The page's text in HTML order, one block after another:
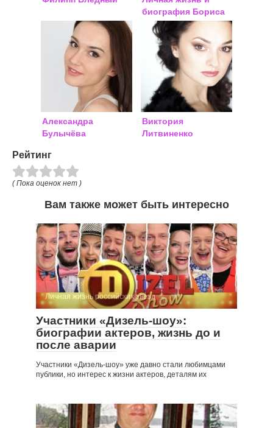
биография Бориса
Исаевича Ноткина:
жена
Александра
Булычёва
Виктория
Литвиненко
Рейтинг
( Пока оценок нет )
Вам также может быть интересно
Личная жизнь российских звезд
Участники «Дизель-шоу»:
биографии актеров, жизнь до и
после аварии
Участники «Дизель-шоу» уже давно стали любимцами
публики, но интерес к жизни актеров, деталям их